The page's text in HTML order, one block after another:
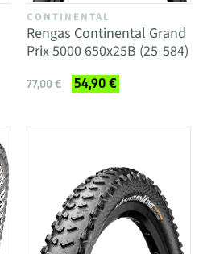
CONTINENTAL
Rengas Continental Grand
Prix 5000 650x25B (25-584)
77,00 € 54,90 €